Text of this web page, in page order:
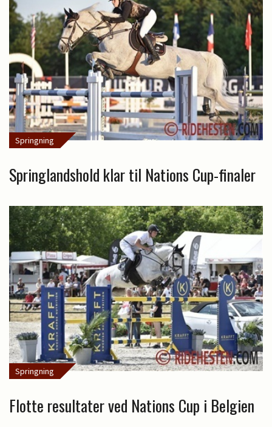
Springning
Springlandshold klar til Nations Cup-finaler
Springning
Flotte resultater ved Nations Cup i Belgien